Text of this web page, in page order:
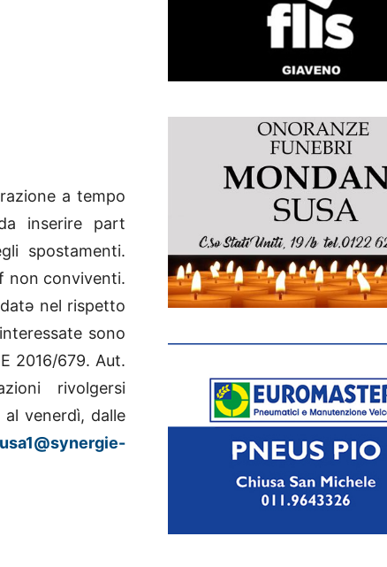
a tempo
inserire part
spostamenti.
non conviventi.
nel rispetto
sono
2016/679. Aut.
rivolgersi
venerdì, dalle